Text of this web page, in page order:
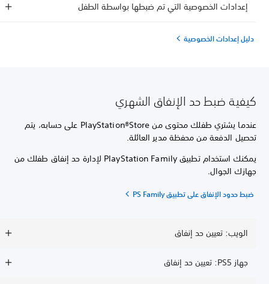
إعدادات الخصوصية التي تم ضبطها بواسطة الطفل
دليل إعدادات الخصوصية
كيفية ضبط حد الإنفاق الشهري
عندما يشتري طفلك محتوى من PlayStation®Store على حسابه، يتم
تحصيل الدفعة من محفظة مدير العائلة.
يمكنك استخدام تطبيق PlayStation Family لإدارة حد إنفاق طفلك من
جهازك الجوال.
ضبط حدود الإنفاق على تطبيق PS Family
الويب: تعيين حد إنفاق
جهاز PS5: تعيين حد إنفاق